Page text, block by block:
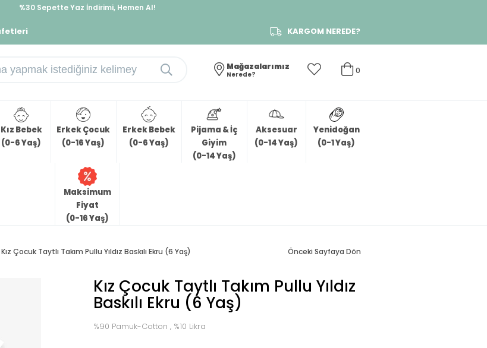
%30 Sepette Yaz İndirimi, Hemen Al!
KARGOM NEREDE?
0
Mağazalarımız
Nerede?
Kız Bebek
(0-6 Yaş)
Erkek Çocuk
(0-16 Yaş)
Erkek Bebek
(0-6 Yaş)
Pijama & İç
Giyim
(0-14 Yaş)
Aksesuar
(0-14 Yaş)
Yenidoğan
(0-1 Yaş)
Maksimum
Fiyat
(0-16 Yaş)
Kız Çocuk Taytlı Takım Pullu Yıldız Baskılı Ekru (6 Yaş) Önceki Sayfaya Dön
Kız Çocuk Taytlı Takım Pullu Yıldız
Baskılı Ekru (6 Yaş)
%90 Pamuk-Cotton , %10 Likra